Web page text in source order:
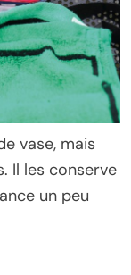
vase, mais
Il les conserve
un peu